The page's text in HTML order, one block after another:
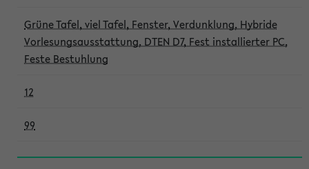
Grüne Tafel, viel Tafel, Fenster, Verdunklung, Hybride
Vorlesungsausstattung, DTEN D7, Fest installierter PC,
Feste Bestuhlung
12
99